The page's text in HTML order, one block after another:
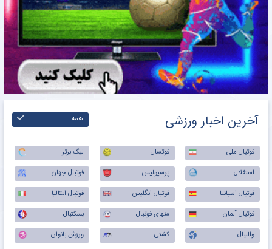
آخرین اخبار ورزشی همه
فوتبال ملی فوتسال
لیگ برتر
استقلال
پرسپولیس
فوتبال جهان
فوتبال اسپانیا
فوتبال انگلیس
فوتبال ایتالیا
فوتبال آلمان
منهای فوتبال
بسکتبال
والیبال
کشتی
ورزش بانوان